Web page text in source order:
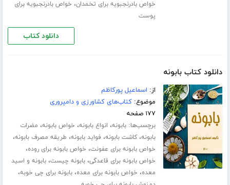
خواص بادرنجبویه برای تخمدان، خواص بادرنجبویه برای
پوست
دانلود کتاب
دانلود کتاب بابونه
از: اسماعیل پورکاظم
موضوع:کتاب‌های کشاورزی و دامپروری
۱۷۷ صفحه
برچسب‌ها:بابونه، انواع بابونه، خواص بابونه، مضرات
بابونه،کاشت بابونه، فواید بابونه، طریقه مصرف بابونه،
خواص بابونه برای عفونت، خواص بابونه برای روده،
خواص بابونه برای قاعدگی،بابونه چیست،بابونه و اسید
معده، خواص بابونه برای معده،بابونه برای چی خوبه،